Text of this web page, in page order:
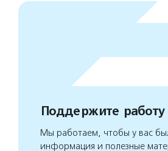
Поддержите
Мы работаем, чтобы у вас
информация и полезные